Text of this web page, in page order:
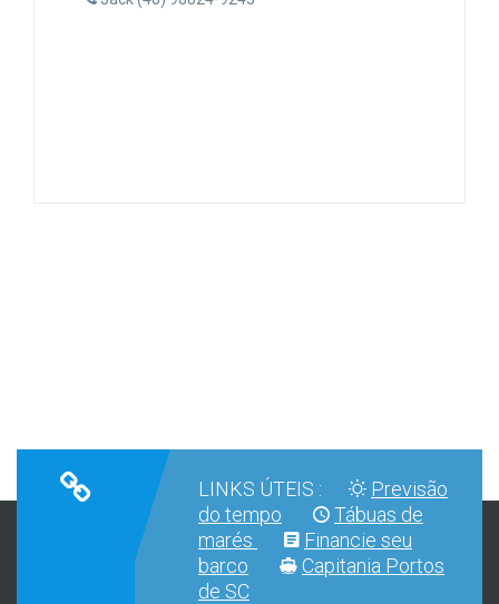
LINKS ÚTEIS :
Previsão
do tempo
Tábuas de
marés
Financie seu
barco
Capitania Portos
de SC